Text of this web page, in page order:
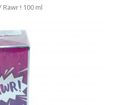
Rawr ! 100 ml